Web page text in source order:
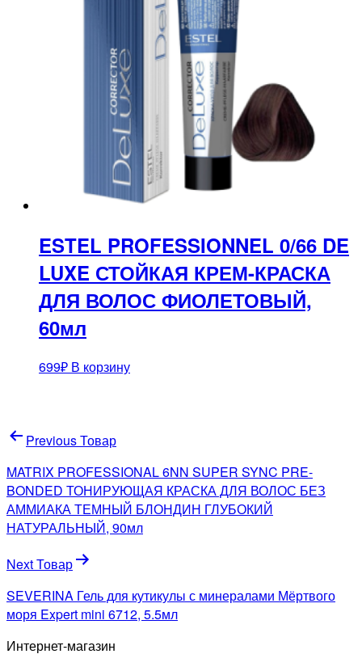
ESTEL PROFESSIONNEL 0/66 DE
LUXE СТОЙКАЯ КРЕМ-КРАСКА
ДЛЯ ВОЛОС ФИОЛЕТОВЫЙ,
60мл
699₽ В корзину
Навигация
по
записям
Previous Товар
MATRIX PROFESSIONAL 6NN SUPER SYNC PRE-
BONDED ТОНИРУЮЩАЯ КРАСКА ДЛЯ ВОЛОС БЕЗ
АММИАКА ТЕМНЫЙ БЛОНДИН ГЛУБОКИЙ
НАТУРАЛЬНЫЙ, 90мл
Next Товар
SEVERINA Гель для кутикулы с минералами Мёртвого
моря Expert mini 6712, 5.5мл
Интернет-магазин